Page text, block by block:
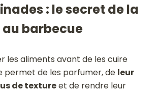
: le secret de la
barbecue
les aliments avant de les cuire
permet de les parfumer, de leur
de textureet de rendre leur